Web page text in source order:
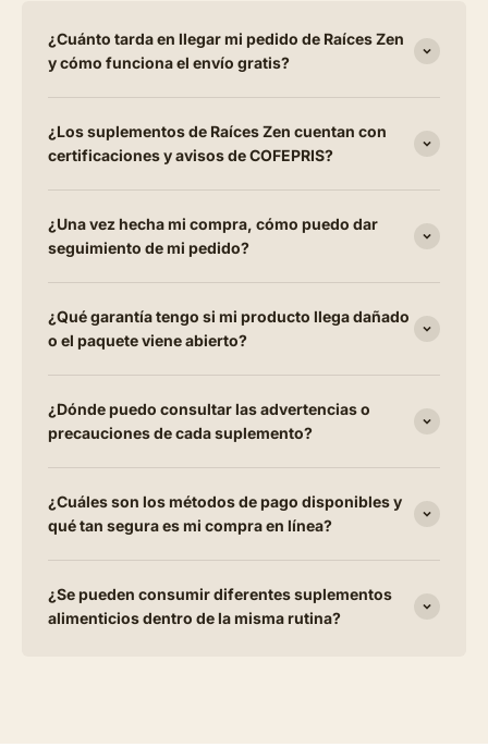
¿Cuánto tarda en llegar mi pedido de Raíces Zen
y cómo funciona el envío gratis?
¿Los suplementos de Raíces Zen cuentan con
certificaciones y avisos de COFEPRIS?
¿Una vez hecha mi compra, cómo puedo dar
seguimiento de mi pedido?
¿Qué garantía tengo si mi producto llega dañado
o el paquete viene abierto?
¿Dónde puedo consultar las advertencias o
precauciones de cada suplemento?
¿Cuáles son los métodos de pago disponibles y
qué tan segura es mi compra en línea?
¿Se pueden consumir diferentes suplementos
alimenticios dentro de la misma rutina?